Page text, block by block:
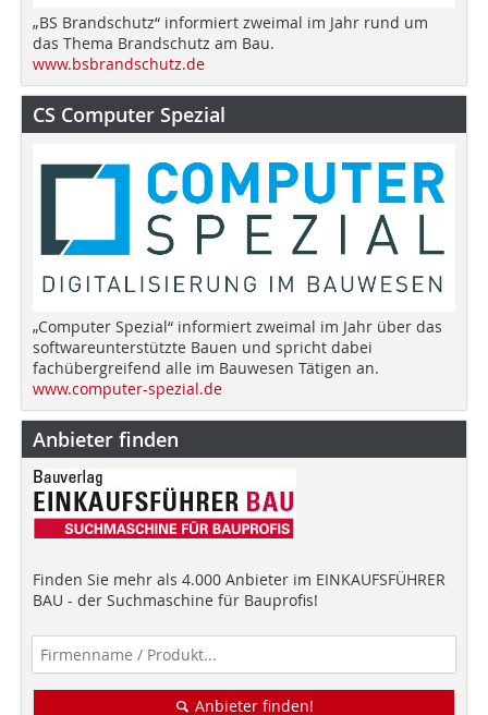
„BS Brandschutz“ informiert zweimal im Jahr rund um
das Thema Brandschutz am Bau.
www.bsbrandschutz.de
CS Computer Spezial
„Computer Spezial“ informiert zweimal im Jahr über das
softwareunterstützte Bauen und spricht dabei
fachübergreifend alle im Bauwesen Tätigen an.
www.computer-spezial.de
Anbieter finden
Finden Sie mehr als 4.000 Anbieter im EINKAUFSFÜHRER
BAU - der Suchmaschine für Bauprofis!
Anbieter finden!